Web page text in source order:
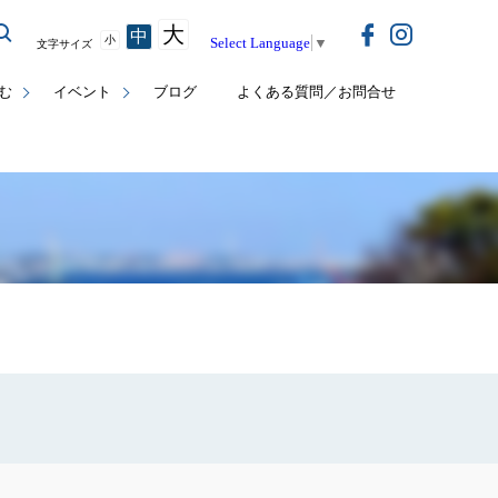
イベント ブログ よくある質問／お問合せ
文字サイズ 小 中 大 Select Language ▼